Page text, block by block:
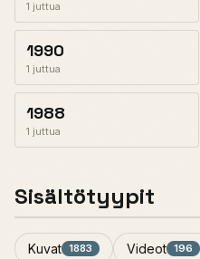
1 juttua
1990
1 juttua
1988
1 juttua
Sisältötyypit
Kuvat 1883 Videot 196